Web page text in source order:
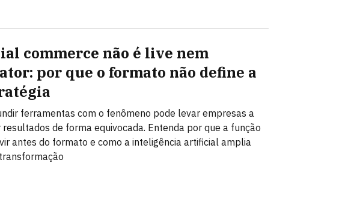
commerce não é live nem
por que o formato não define a
ferramentas com o fenômeno pode levar empresas a
resultados de forma equivocada. Entenda por que a função
antes do formato e como a inteligência artificial amplia